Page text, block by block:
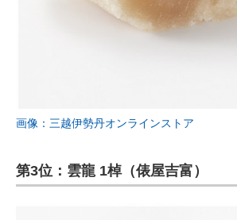
画像：三越伊勢丹オンラインストア
第3位：雲龍 1棹（俵屋吉富）